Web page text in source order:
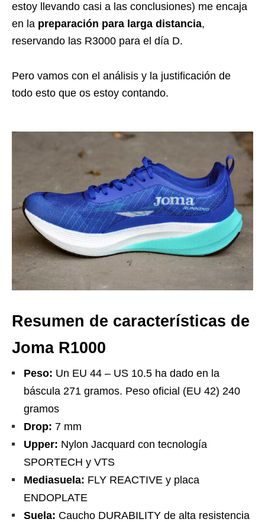
estoy llevando casi a las conclusiones) me encaja
en la preparación para larga distancia,
reservando las R3000 para el día D.
Pero vamos con el análisis y la justificación de
todo esto que os estoy contando.
Resumen de características de
Joma R1000
Peso: Un EU 44 – US 10.5 ha dado en la
báscula 271 gramos. Peso oficial (EU 42) 240
gramos
Drop: 7 mm
Upper: Nylon Jacquard con tecnología
SPORTECH y VTS
Mediasuela: FLY REACTIVE y placa
ENDOPLATE
Suela: Caucho DURABILITY de alta resistencia